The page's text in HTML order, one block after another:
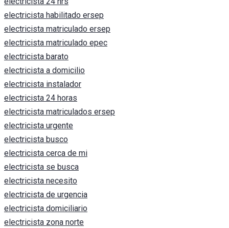
electricista habilitado ersep
electricista matriculado ersep
electricista matriculado epec
electricista barato
electricista a domicilio
electricista instalador
electricista 24 horas
electricista matriculados ersep
electricista urgente
electricista busco
electricista cerca de mi
electricista se busca
electricista necesito
electricista de urgencia
electricista domiciliario
electricista zona norte